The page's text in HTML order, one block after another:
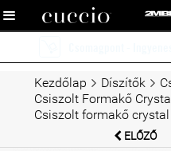
Kezdőlap Díszítők
Csiszolt Formakő
Csiszolt formakő
ELŐZŐ